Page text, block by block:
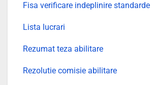
Fisa verificare indeplinire standarde
Lista lucrari
Rezumat teza abilitare
Rezolutie comisie abilitare